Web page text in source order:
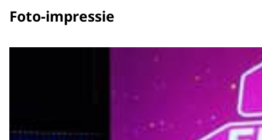
Welkom! Zijne Majesteit de Koning.
We hebben een heel groot onderzoek gedaan
basisschoolleeftijd zich al eenzaam voelt. Daar
Aan de ene kant ervoor zorgen dat het veel
organisaties worden ondersteund die directe
een vangnet of het aanleren van vaardigheden.
In beeld Maarten Hupkes, Stichting De Buurt:
Foto-impressie